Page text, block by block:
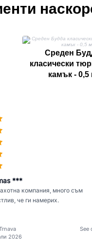
Среден
класически
камък - 0,5
***
компания, много съм
че ги намерих.
See
2026